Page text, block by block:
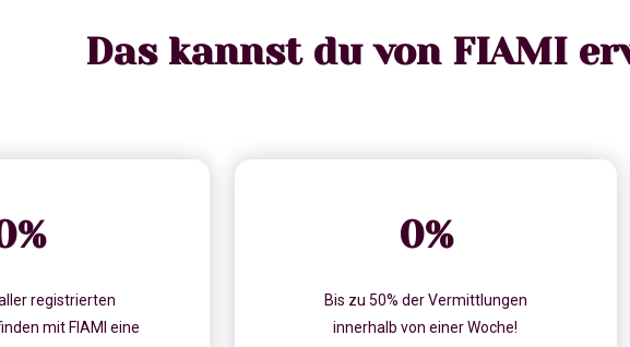
Das kannst du von FIAMI
%
registrierten
mit FIAMI eine
0%
Bis zu 50% der Vermittlungen
innerhalb von einer Woche!